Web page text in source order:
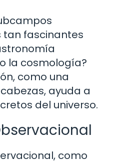
tan fascinantes
la cosmología?
como una
ayuda a
del universo.
como